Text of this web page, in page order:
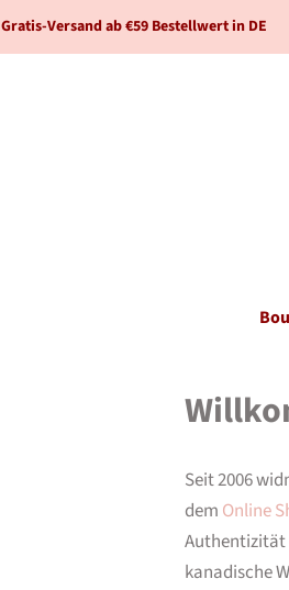
Gratis-Versand ab €59 Bestellwert in DE
Seit 2006
dem Online
Authentizität
kanadische